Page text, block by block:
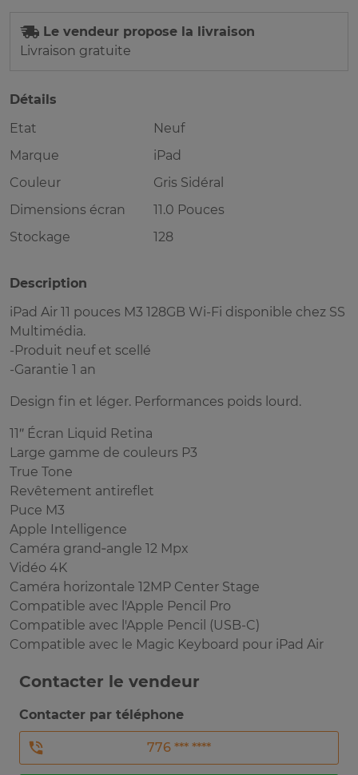
Le vendeur propose la livraison
Livraison gratuite
Détails
Etat
Neuf
Marque
iPad
Couleur
Gris Sidéral
Dimensions écran
11.0 Pouces
Stockage
128
Description
iPad Air 11 pouces M3 128GB Wi-Fi disponible chez SS
Multimédia.
-Produit neuf et scellé
-Garantie 1 an
Design fin et léger. Performances poids lourd.
11″ Écran Liquid Retina
Large gamme de couleurs P3
True Tone
Revêtement antireflet
Puce M3
Apple Intelligence
Caméra grand‑angle 12 Mpx
Vidéo 4K
Caméra horizontale 12MP Center Stage
Compatible avec l'Apple Pencil Pro
Compatible avec l'Apple Pencil (USB-C)
Compatible avec le Magic Keyboard pour iPad Air
Contacter le vendeur
Contacter par téléphone
776 *** ****